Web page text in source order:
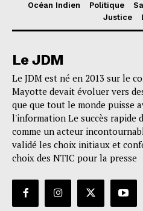
Océan Indien
Politique
Justice
Le JDM
Le JDM est né en 2013 sur le
Mayotte devait évoluer vers
que que tout le monde puisse
l'information Le succès rapide
comme un acteur
validé les choix initiaux et
choix des NTIC pour la presse